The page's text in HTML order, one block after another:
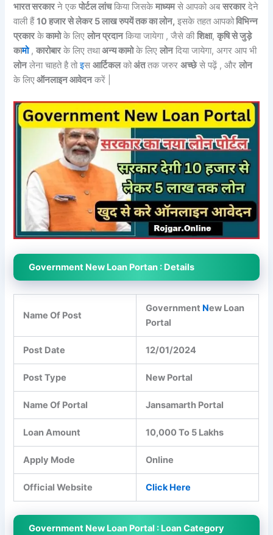
भारत सरकारने एकपोर्टल लांचकिया जिसकेमाध्यमसे आपकोअबसरकारदेने
वाली हैं10 हजार से लेकर 5 लाख रुपयें तक का लोन, इसके तहत आपकोविभिन्न
प्रकारकेकामोके लिएलोन प्रदानकिया जायेगा , जैसे कीशिक्षा,कृषि से जुड़े
कामो,कारोबारके लिए तथाअन्य कामोके लिएलोनदिया जायेगा, अगर आप भी
लोनलेना चाहते है तोइसआर्टिकलकोअंततक जरुरअच्छेसे पढ़ें , औरलोन
के लिएऑनलाइन आवेदनकरें |
Government New Loan Portan : Details
Name Of Post
Government New Loan
Portal
Post Date 12/01/2024
Post Type New Portal
Name Of Portal Jansamarth Portal
Loan Amount 10,000 To 5 Lakhs
Apply Mode Online
Official Website Click Here
Government New Loan Portal : Loan Category